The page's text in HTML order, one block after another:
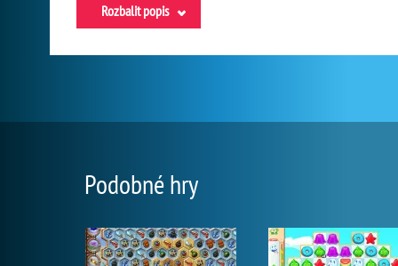
Rozbalit popis
Podobné hry